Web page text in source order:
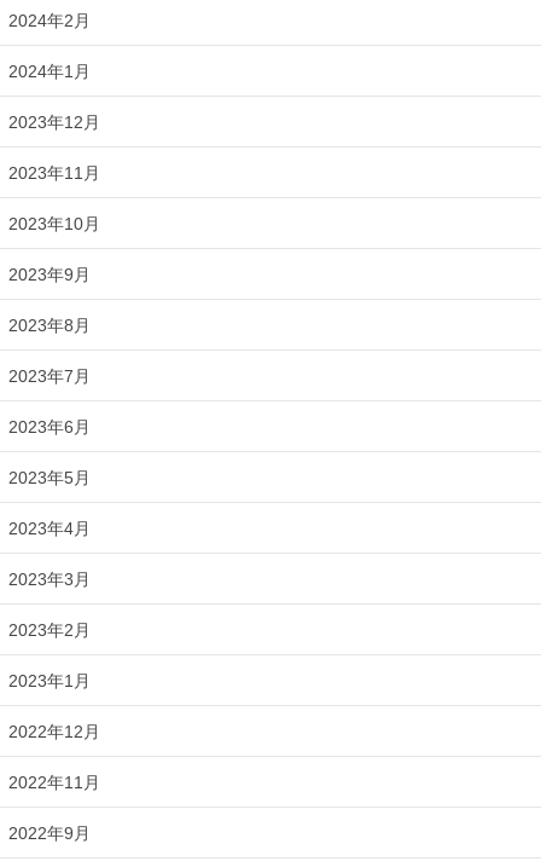
2024年2月
2024年1月
2023年12月
2023年11月
2023年10月
2023年9月
2023年8月
2023年7月
2023年6月
2023年5月
2023年4月
2023年3月
2023年2月
2023年1月
2022年12月
2022年11月
2022年9月